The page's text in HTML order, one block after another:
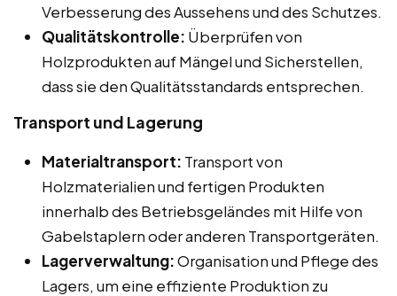
Verbesserung des Aussehens und des Schutzes.
Qualitätskontrolle: Überprüfen von
Holzprodukten auf Mängel und Sicherstellen,
dass sie den Qualitätsstandards entsprechen.
Transport und Lagerung
Materialtransport: Transport von
Holzmaterialien und fertigen Produkten
innerhalb des Betriebsgeländes mit Hilfe von
Gabelstaplern oder anderen Transportgeräten.
Lagerverwaltung:Organisation und Pflege des
Lagers, um eine effiziente Produktion zu